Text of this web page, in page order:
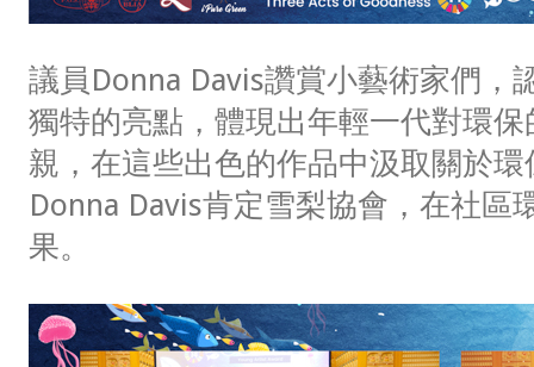
議員Donna Davis讚賞小藝術家們，
獨特的亮點，體現出年輕一代對環
親，在這些出色的作品中汲取關於
Donna Davis肯定雪梨協會，在社區
果。